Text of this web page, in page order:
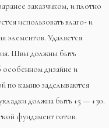
заказчиком, и плотно
использовать влаго- и
элементов. Удаляется
Швы должны быть
особенном дизайне и
по камню заделываются
должна быть +5 — +30.
фундамент готов.